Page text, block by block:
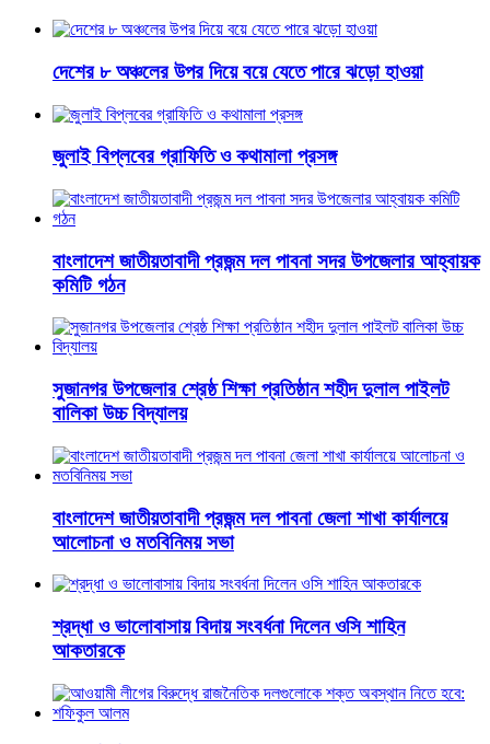
দেশের ৮ অঞ্চলের উপর দিয়ে বয়ে যেতে পারে ঝড়ো হাওয়া
জুলাই বিপ্লবের গ্রাফিতি ও কথামালা প্রসঙ্গ
বাংলাদেশ জাতীয়তাবাদী প্রজন্ম দল পাবনা সদর উপজেলার আহ্বায়ক
কমিটি গঠন
সুজানগর উপজেলার শ্রেষ্ঠ শিক্ষা প্রতিষ্ঠান শহীদ দুলাল পাইলট
বালিকা উচ্চ বিদ্যালয়
বাংলাদেশ জাতীয়তাবাদী প্রজন্ম দল পাবনা জেলা শাখা কার্যালয়ে
আলোচনা ও মতবিনিময় সভা
শ্রদ্ধা ও ভালোবাসায় বিদায় সংবর্ধনা দিলেন ওসি শাহিন
আকতারকে